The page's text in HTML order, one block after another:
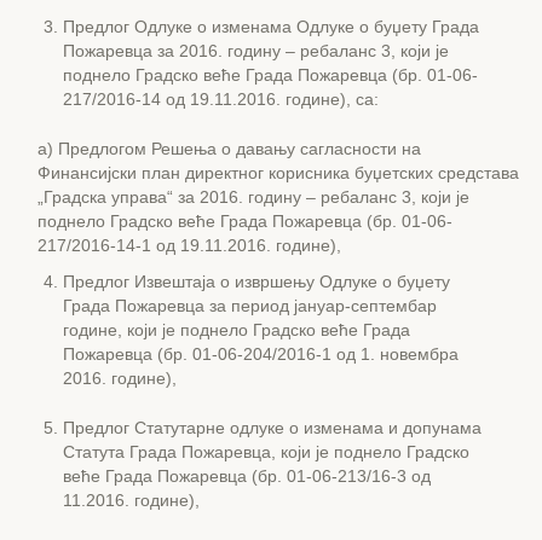
Предлог Одлуке о изменама Одлуке о буџету Града
Пожаревца за 2016. годину – ребаланс 3, који је
поднело Градско веће Града Пожаревца (бр. 01-06-
217/2016-14 од 19.11.2016. године), са:
а) Предлогом Решења о давању сагласности на
Финансијски план директног корисника буџетских средстава
„Градска управа“ за 2016. годину – ребаланс 3, који је
поднело Градско веће Града Пожаревца (бр. 01-06-
217/2016-14-1 од 19.11.2016. године),
Предлог Извештаја о извршењу Одлуке о буџету
Града Пожаревца за период јануар-септембар
године, који је поднело Градско веће Града
Пожаревца (бр. 01-06-204/2016-1 од 1. новембра
2016. године),
Предлог Статутарне одлуке о изменама и допунама
Статута Града Пожаревца, који је поднело Градско
веће Града Пожаревца (бр. 01-06-213/16-3 од
11.2016. године),